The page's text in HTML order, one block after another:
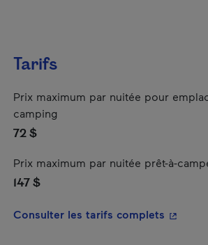
Tarifs
Prix maximum par nuitée pour
camping
72 $
Prix maximum par nuitée prêt-à-
147 $
Consulter les tarifs complets - Cet